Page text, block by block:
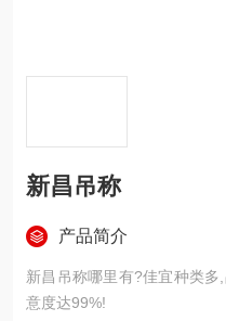
新昌吊称
产品简介
新昌吊称哪里有?佳宜种类
意度达99%!